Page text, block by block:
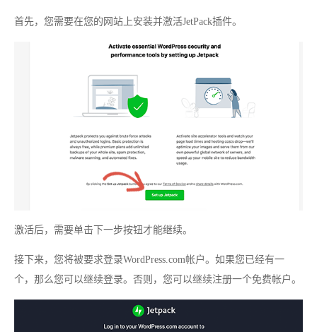
首先，您需要在您的网站上安装并激活JetPack插件。
激活后，需要单击下一步按钮才能继续。
接下来，您将被要求登录WordPress.com帐户。如果您已经有一
个，那么您可以继续登录。否则，您可以继续注册一个免费帐户。